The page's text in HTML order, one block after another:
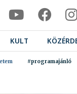
KULT
#programajánló